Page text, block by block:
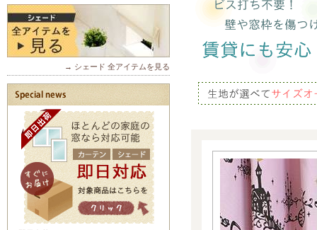
→ シェード 全アイテムを見る